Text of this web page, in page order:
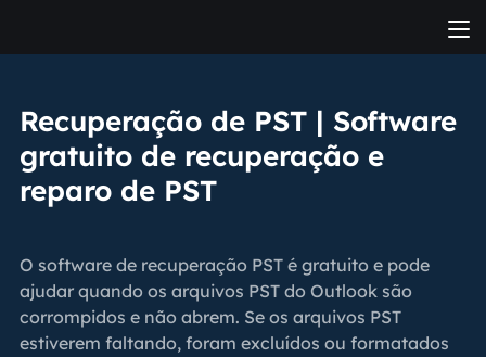
Recuperação de PST | Software
gratuito de recuperação e
reparo de PST
O software de recuperação PST é gratuito e pode
ajudar quando os arquivos PST do Outlook são
corrompidos e não abrem. Se os arquivos PST
estiverem faltando, foram excluídos ou formatados